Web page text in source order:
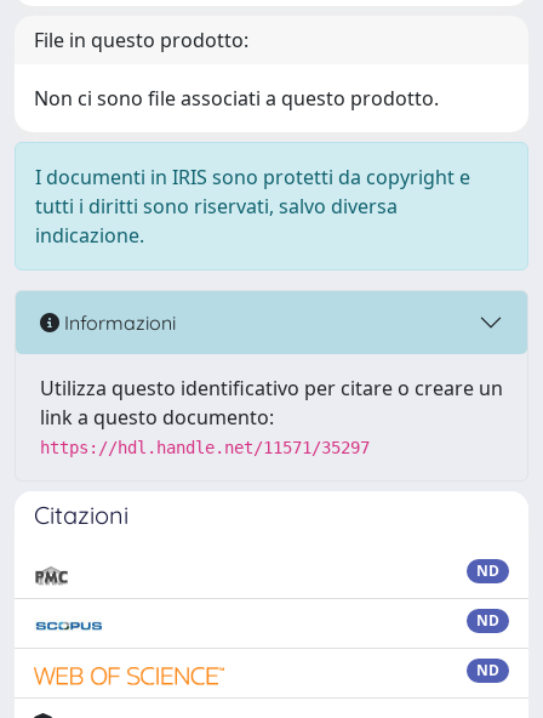
File in questo prodotto:
Non ci sono file associati a questo prodotto.
I documenti in IRIS sono protetti da copyright e
tutti i diritti sono riservati, salvo diversa
indicazione.
Informazioni
Utilizza questo identificativo per citare o creare un
link a questo documento:
https://hdl.handle.net/11571/35297
Citazioni
ND
ND
ND